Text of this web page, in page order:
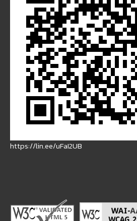
https://lin.ee/uFaI2UB